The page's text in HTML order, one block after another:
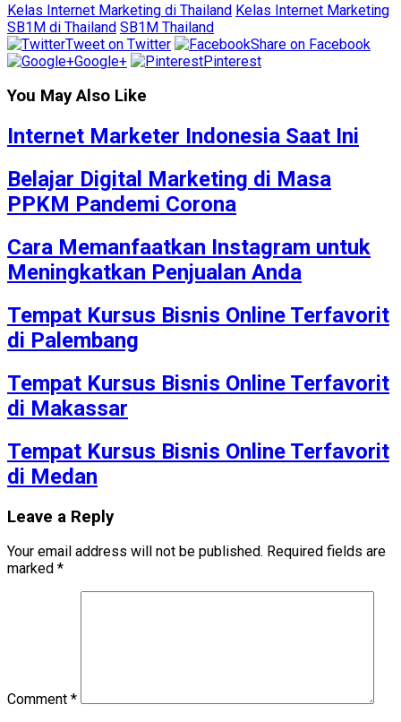
Kelas Internet Marketing di Thailand Kelas Internet Marketing
SB1M di Thailand SB1M Thailand
Tweet on Twitter
Share on Facebook
Google+
Pinterest
You May Also Like
Internet Marketer Indonesia Saat Ini
Belajar Digital Marketing di Masa
PPKM Pandemi Corona
Cara Memanfaatkan Instagram untuk
Meningkatkan Penjualan Anda
Tempat Kursus Bisnis Online Terfavorit
di Palembang
Tempat Kursus Bisnis Online Terfavorit
di Makassar
Tempat Kursus Bisnis Online Terfavorit
di Medan
Leave a Reply
Your email address will not be published. Required fields are
marked *
Comment *